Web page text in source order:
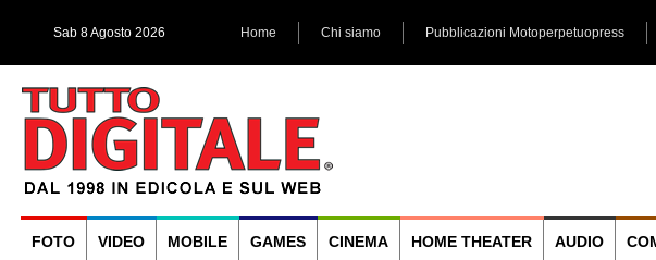
Sab 8 Agosto 2026 Home Chi siamo Pubblicazioni Motoperpetuopress
FOTO VIDEO MOBILE GAMES CINEMA HOME THEATER AUDIO